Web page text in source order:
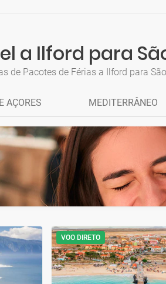
a Ilford para
de Pacotes de Férias a Ilford para
AÇORES MEDITERRÂNEO
VOO DIRETO